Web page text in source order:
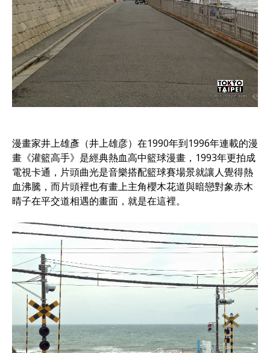
漫畫家井上雄彥（井上雄彦）在1990年到1996年連載的漫
畫《灌籃高手》是經典熱血高中籃球漫畫，1993年更拍成
電視卡通，片頭曲光是音樂搭配籃球賽場景就讓人覺得熱
血沸騰，而片頭裡也有畫上主角櫻木花道與暗戀對象赤木
晴子在平交道相遇的畫面，就是在這裡。